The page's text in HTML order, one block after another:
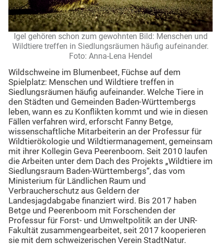
Igel gehören schon zum gewohnten Bild: Menschen und
Wildtiere treffen in Siedlungsräumen häufig aufeinander.
Foto: Anna-Lena Hendel
Wildschweine im Blumenbeet, Füchse auf dem
Spielplatz: Menschen und Wildtiere treffen in
Siedlungsräumen häufig aufeinander. Welche Tiere in
den Städten und Gemeinden Baden-Württembergs
leben, wann es zu Konflikten kommt und wie in diesen
Fällen verfahren wird, erforscht Fanny Betge,
wissenschaftliche Mitarbeiterin an der Professur für
Wildtierökologie und Wildtiermanagement, gemeinsam
mit ihrer Kollegin Geva Peerenboom. Seit 2010 laufen
die Arbeiten unter dem Dach des Projekts „Wildtiere im
Siedlungsraum Baden-Württembergs“, das vom
Ministerium für Ländlichen Raum und
Verbraucherschutz aus Geldern der
Landesjagdabgabe finanziert wird. Bis 2017 haben
Betge und Peerenboom mit Forschenden der
Professur für Forst- und Umweltpolitik an der UNR-
Fakultät zusammengearbeitet, seit 2017 kooperieren
sie mit dem schweizerischen Verein StadtNatur.